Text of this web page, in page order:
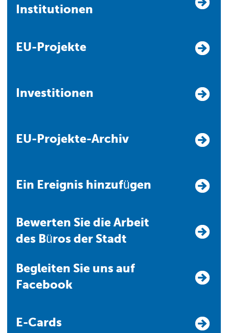
Institutionen
EU-Projekte
Investitionen
EU-Projekte-Archiv
Ein Ereignis hinzufügen
Bewerten Sie die Arbeit
des Büros der Stadt
Begleiten Sie uns auf
Facebook
E-Cards